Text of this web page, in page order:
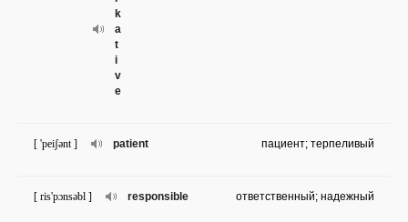
k
a
t
i
v
e
patient
[ 'peiʃənt ] пациент; терпеливый
responsible
[ ris'pɔnsəbl ] ответственный; надежный